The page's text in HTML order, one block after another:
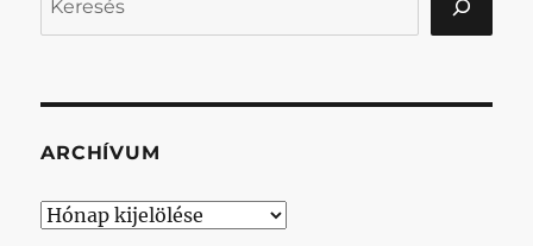
ARCHÍVUM
Archívum